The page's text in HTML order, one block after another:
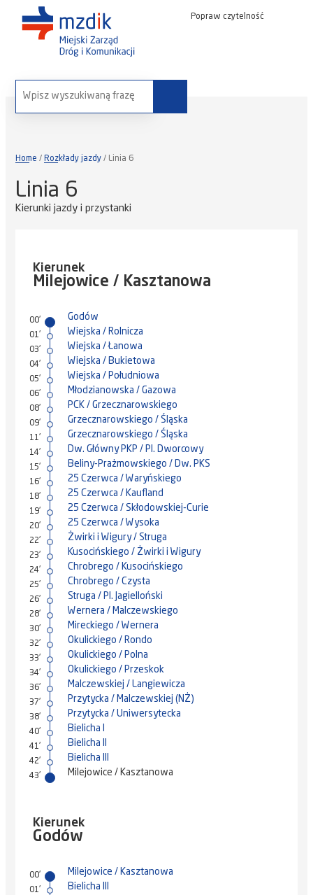
Popraw czytelność
wyszukaj na stronie:
Home Rozkłady jazdy Linia 6
Linia 6
Kierunki jazdy i przystanki
Kierunek
Milejowice / Kasztanowa
00' Godów
01' Wiejska / Rolnicza
03' Wiejska / Łanowa
04' Wiejska / Bukietowa
05' Wiejska / Południowa
06' Młodzianowska / Gazowa
08' PCK / Grzecznarowskiego
09' Grzecznarowskiego / Śląska
11' Grzecznarowskiego / Śląska
14' Dw. Główny PKP / Pl. Dworcowy
15' Beliny-Prażmowskiego / Dw. PKS
16' 25 Czerwca / Waryńskiego
18' 25 Czerwca / Kaufland
19' 25 Czerwca / Skłodowskiej-Curie
20' 25 Czerwca / Wysoka
22' Żwirki i Wigury / Struga
23' Kusocińskiego / Żwirki i Wigury
24' Chrobrego / Kusocińskiego
25' Chrobrego / Czysta
26' Struga / Pl. Jagielloński
28' Wernera / Malczewskiego
30' Mireckiego / Wernera
32' Okulickiego / Rondo
33' Okulickiego / Polna
34' Okulickiego / Przeskok
36' Malczewskiej / Langiewicza
37' Przytycka / Malczewskiej (NŻ)
38' Przytycka / Uniwersytecka
40' Bielicha I
41' Bielicha II
42' Bielicha III
43' Milejowice / Kasztanowa
Kierunek
Godów
00' Milejowice / Kasztanowa
01' Bielicha III